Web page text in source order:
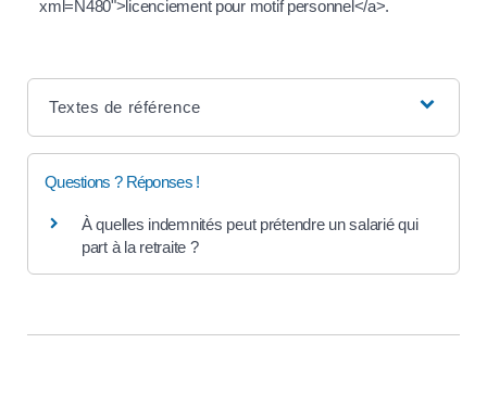
xml=N480">licenciement pour motif personnel</a>.
Textes de référence
Questions ? Réponses !
À quelles indemnités peut prétendre un salarié qui
part à la retraite ?